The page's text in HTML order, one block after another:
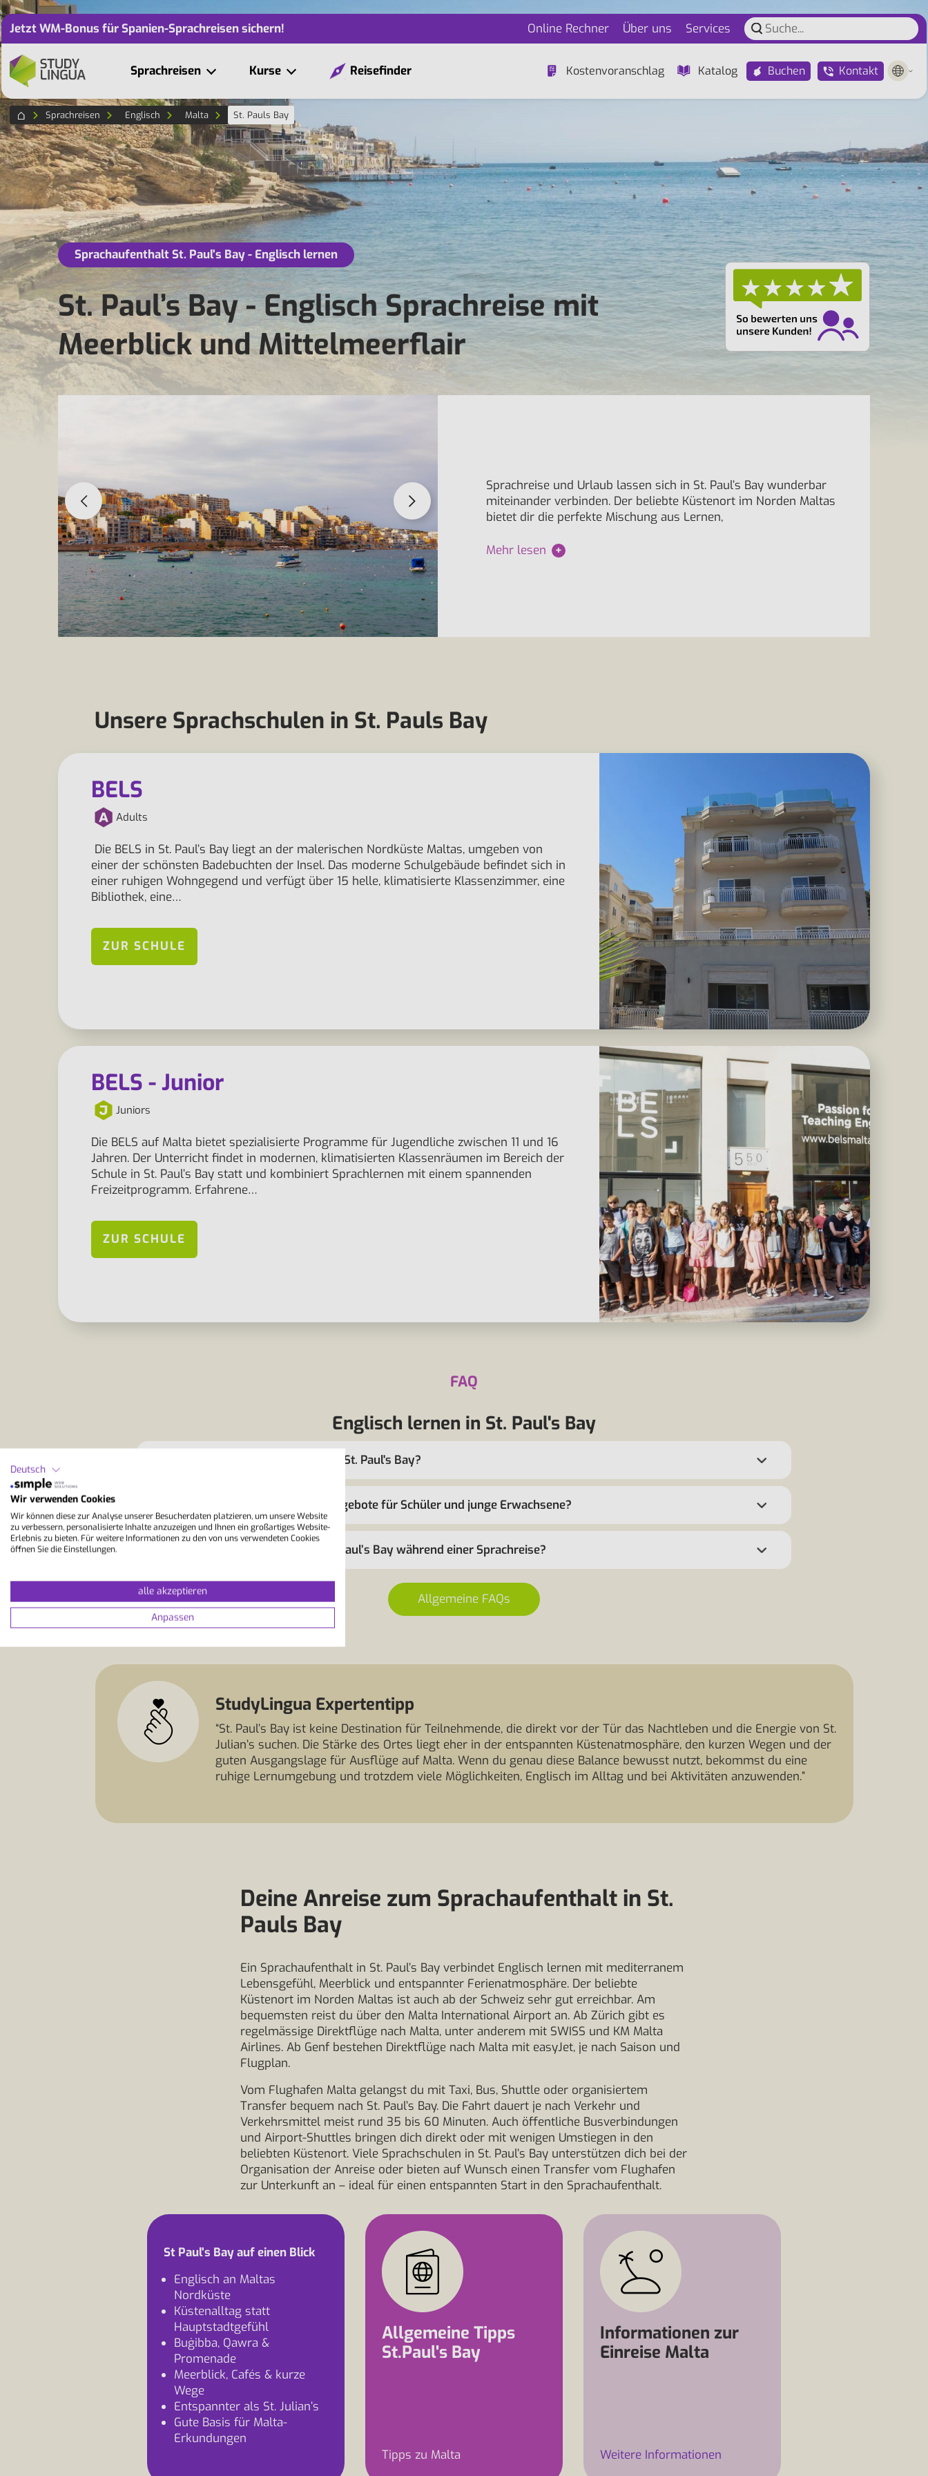
Jetzt WM-Bonus für Spanien-Sprachreisen sichern! Online Rechner Über uns Services
Sprachreisen Kurse Reisefinder Kostenvoranschlag Katalog Buchen Kontakt
Sprachreisen Englisch Malta St. Pauls Bay
Sprachaufenthalt St. Paul's Bay - Englisch lernen
St. Paul’s Bay - Englisch Sprachreise mit
Meerblick und Mittelmeerflair
Sprachreise und Urlaub lassen sich in St. Paul’s Bay wunderbar
miteinander verbinden. Der beliebte Küstenort im Norden Maltas
bietet dir die perfekte Mischung aus Lernen,
Mehr lesen +
Unsere Sprachschulen in St. Pauls Bay
BELS
Adults
Die BELS in St. Paul’s Bay liegt an der malerischen Nordküste Maltas, umgeben von
einer der schönsten Badebuchten der Insel. Das moderne Schulgebäude befindet sich in
einer ruhigen Wohngegend und verfügt über 15 helle, klimatisierte Klassenzimmer, eine
Bibliothek, eine…
ZUR SCHULE
BELS - Junior
Juniors
Die BELS auf Malta bietet spezialisierte Programme für Jugendliche zwischen 11 und 16
Jahren. Der Unterricht findet in modernen, klimatisierten Klassenräumen im Bereich der
Schule in St. Paul’s Bay statt und kombiniert Sprachlernen mit einem spannenden
Freizeitprogramm. Erfahrene…
ZUR SCHULE
FAQ
Englisch lernen in St. Paul's Bay
Wie viel kostet ein Sprachaufenthalt St. Paul's Bay?
Gibt es in St. Paul’s Bay auch Kursangebote für Schüler und junge Erwachsene?
Welche Freizeitaktivitäten bietet St. Paul’s Bay während einer Sprachreise?
Allgemeine FAQs
StudyLingua Expertentipp
“St. Paul’s Bay ist keine Destination für Teilnehmende, die direkt vor der Tür das Nachtleben und die Energie von St.
Julian’s suchen. Die Stärke des Ortes liegt eher in der entspannten Küstenatmosphäre, den kurzen Wegen und der
guten Ausgangslage für Ausflüge auf Malta. Wenn du genau diese Balance bewusst nutzt, bekommst du eine
ruhige Lernumgebung und trotzdem viele Möglichkeiten, Englisch im Alltag und bei Aktivitäten anzuwenden.”
Deine Anreise zum Sprachaufenthalt in St.
Pauls Bay
Ein Sprachaufenthalt in St. Paul’s Bay verbindet Englisch lernen mit mediterranem
Lebensgefühl, Meerblick und entspannter Ferienatmosphäre. Der beliebte
Küstenort im Norden Maltas ist auch ab der Schweiz sehr gut erreichbar. Am
bequemsten reist du über den Malta International Airport an. Ab Zürich gibt es
regelmässige Direktflüge nach Malta, unter anderem mit SWISS und KM Malta
Airlines. Ab Genf bestehen Direktflüge nach Malta mit easyJet, je nach Saison und
Flugplan.
Vom Flughafen Malta gelangst du mit Taxi, Bus, Shuttle oder organisiertem
Transfer bequem nach St. Paul’s Bay. Die Fahrt dauert je nach Verkehr und
Verkehrsmittel meist rund 35 bis 60 Minuten. Auch öffentliche Busverbindungen
und Airport-Shuttles bringen dich direkt oder mit wenigen Umstiegen in den
beliebten Küstenort. Viele Sprachschulen in St. Paul’s Bay unterstützen dich bei der
Organisation der Anreise oder bieten auf Wunsch einen Transfer vom Flughafen
zur Unterkunft an – ideal für einen entspannten Start in den Sprachaufenthalt.
St Paul's Bay auf einen Blick
Englisch an Maltas
Nordküste
Küstenalltag statt
Hauptstadtgefühl
Buġibba, Qawra &
Promenade
Meerblick, Cafés & kurze
Wege
Entspannter als St. Julian’s
Gute Basis für Malta-
Erkundungen
Allgemeine Tipps
St.Paul's Bay
Tipps zu Malta
Informationen zur
Einreise Malta
Weitere Informationen
Deutsch
Wir verwenden Cookies
Wir können diese zur Analyse unserer Besucherdaten platzieren, um unsere Website
zu verbessern, personalisierte Inhalte anzuzeigen und Ihnen ein großartiges Website-
Erlebnis zu bieten. Für weitere Informationen zu den von uns verwendeten Cookies
öffnen Sie die Einstellungen.
alle akzeptieren
Anpassen